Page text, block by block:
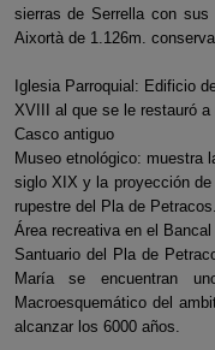
sierras de Serrella con
Aixortà de 1.126m.
Iglesia Parroquial: Edificio
XVIII al que se le restauró
Casco antiguo
Museo etnológico: muestra
siglo XIX y la proyección
rupestre del Pla de Petracos.
Área recreativa en el Bancal
Santuario del Pla de
María se encuentran
Macroesquemático del
alcanzar los 6000 años.